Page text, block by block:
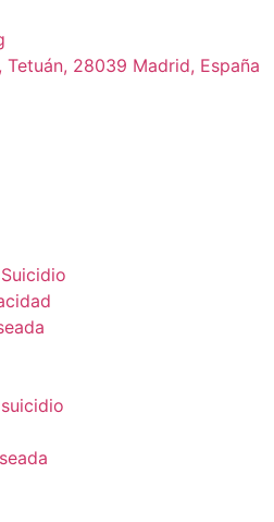
Tetuán, 28039 Madrid, España